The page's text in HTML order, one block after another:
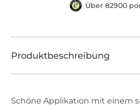
Über 82900
Schöne Applikation mit einem